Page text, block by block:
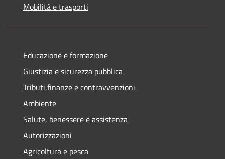
Mobilità e trasporti
Educazione e formazione
Giustizia e sicurezza pubblica
Tributi,finanze e contravvenzioni
Ambiente
Salute, benessere e assistenza
Autorizzazioni
Agricoltura e pesca